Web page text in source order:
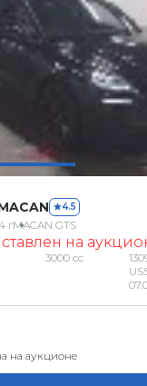
4.5
гMACAN GTS
на
3000 сс
на аукционе